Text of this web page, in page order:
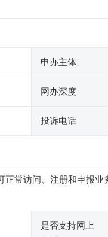
申办主体
网办深度
投诉电话
常访问、注册和申报
是否支持网上